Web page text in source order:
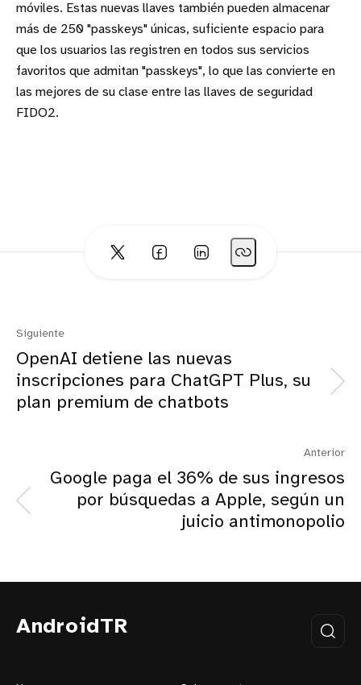
móviles. Estas nuevas llaves también pueden almacenar
más de 250 "passkeys" únicas, suficiente espacio para
que los usuarios las registren en todos sus servicios
favoritos que admitan "passkeys", lo que las convierte en
las mejores de su clase entre las llaves de seguridad
FIDO2.
Siguiente
OpenAI detiene las nuevas
inscripciones para ChatGPT Plus, su
plan premium de chatbots
Anterior
Google paga el 36% de sus ingresos
por búsquedas a Apple, según un
juicio antimonopolio
AndroidTR